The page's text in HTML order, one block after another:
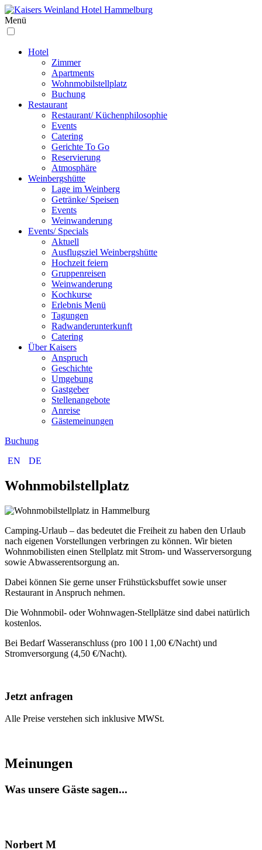
Menü
Hotel
Zimmer
Apartments
Wohnmobilstellplatz
Buchung
Restaurant
Restaurant/ Küchenphilosophie
Events
Catering
Gerichte To Go
Reservierung
Atmosphäre
Weinbergs­hütte
Lage im Weinberg
Getränke/ Speisen
Events
Weinwanderung
Events/ Specials
Aktuell
Ausflugsziel Weinbergshütte
Hochzeit feiern
Gruppenreisen
Weinwanderung
Kochkurse
Erlebnis Menü
Tagungen
Radwanderunterkunft
Catering
Über Kaisers
Anspruch
Geschichte
Umgebung
Gastgeber
Stellenangebote
Anreise
Gästemeinungen
Buchung
EN
DE
Wohnmobil­stellplatz
Camping-Urlaub – das bedeutet die Freiheit zu haben den Urlaub
nach eigenen Vorstellungen verbringen zu können. Wir bieten
Wohnmobilisten einen Stellplatz mit Strom- und Wasserversorgung
sowie Abwasserentsorgung an.
Dabei können Sie gerne unser Frühstücksbuffet sowie unser
Restaurant in Anspruch nehmen.
Die Wohnmobil- oder Wohnwagen-Stellplätze sind dabei natürlich
kostenlos.
Bei Bedarf Wasseranschluss (pro 100 l 1,00 €/Nacht) und
Stromversorgung (4,50 €/Nacht).
Jetzt anfragen
Alle Preise verstehen sich inklusive MWSt.
Meinungen
Was unsere Gäste sagen...
Norbert M